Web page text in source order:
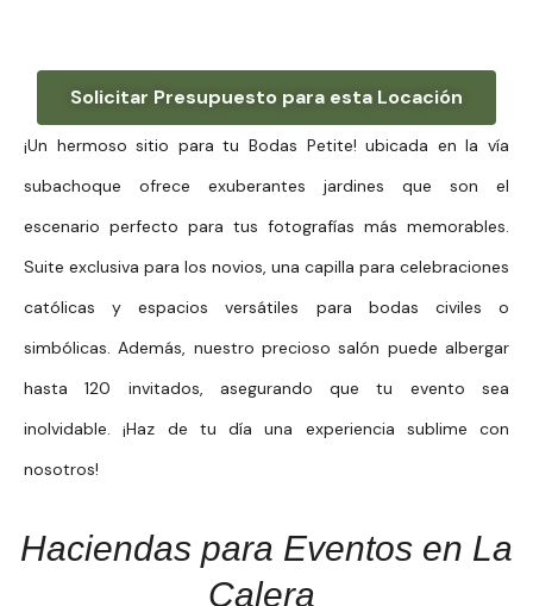
Solicitar Presupuesto para esta Locación
¡Un hermoso sitio para tu Bodas Petite! ubicada en la vía
subachoque ofrece exuberantes jardines que son el
escenario perfecto para tus fotografías más memorables.
Suite exclusiva para los novios, una capilla para celebraciones
católicas y espacios versátiles para bodas civiles o
simbólicas. Además, nuestro precioso salón puede albergar
hasta 120 invitados, asegurando que tu evento sea
inolvidable. ¡Haz de tu día una experiencia sublime con
nosotros!
Haciendas para Eventos en La
Calera